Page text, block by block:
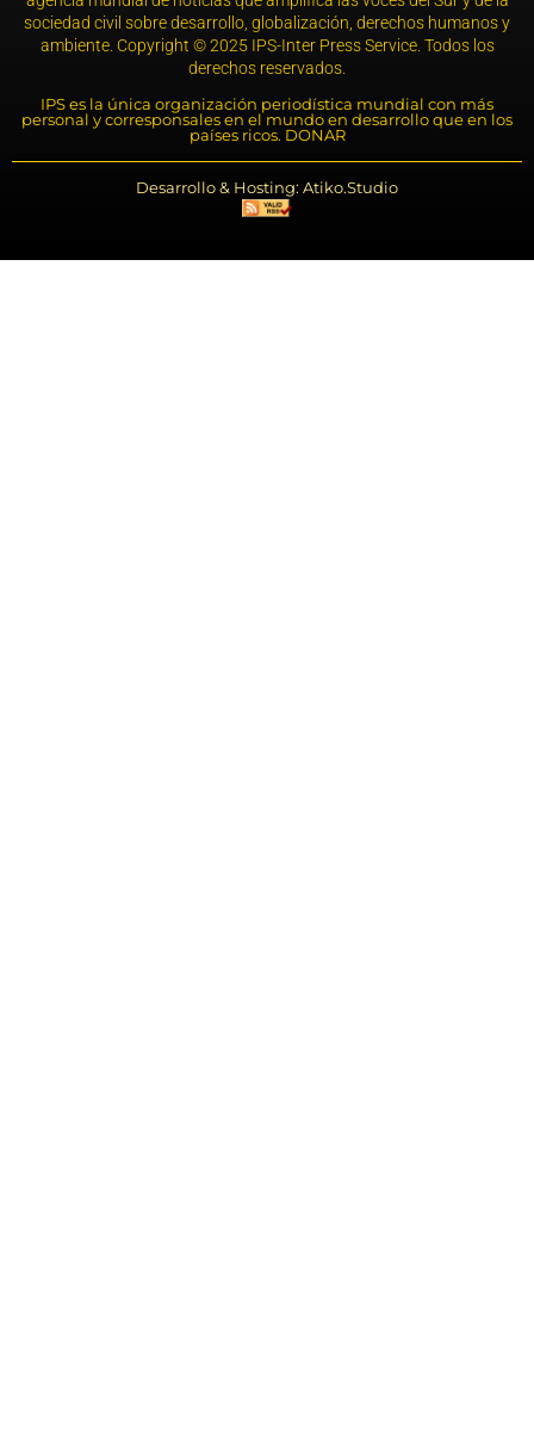
sociedad civil sobre desarrollo, globalización, derechos humanos y
ambiente. Copyright © 2025 IPS-Inter Press Service. Todos los
derechos reservados.
IPS es la única organización periodística mundial con más
personal y corresponsales en el mundo en desarrollo que en los
países ricos. DONAR
Desarrollo & Hosting: Atiko.Studio